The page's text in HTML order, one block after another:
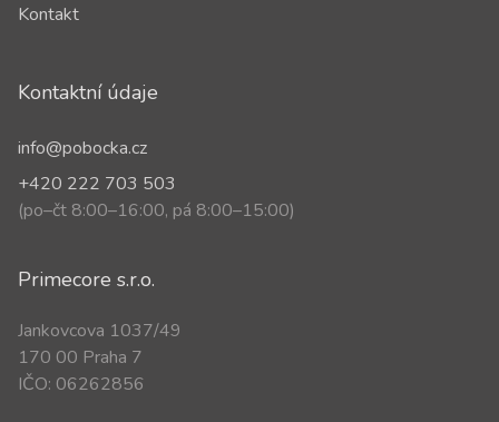
Kontakt
Kontaktní údaje
info@pobocka.cz
+420 222 703 503
(po–čt 8:00–16:00, pá 8:00–15:00)
Primecore s.r.o.
Jankovcova 1037/49
170 00 Praha 7
IČO: 06262856